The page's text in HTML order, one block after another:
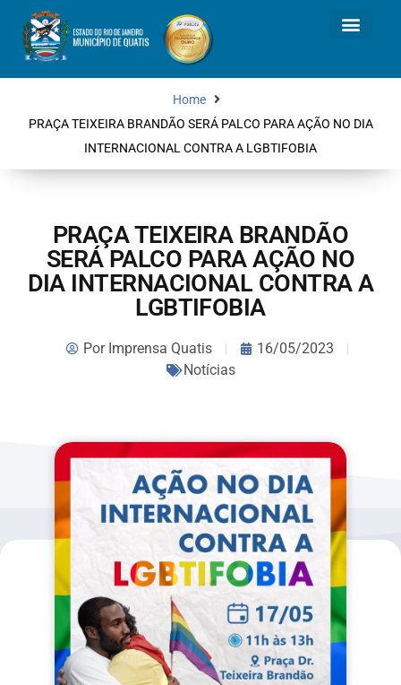
Home
PRAÇA TEIXEIRA BRANDÃO SERÁ PALCO PARA AÇÃO NO DIA
INTERNACIONAL CONTRA A LGBTIFOBIA
PRAÇA TEIXEIRA BRANDÃO
SERÁ PALCO PARA AÇÃO NO
DIA INTERNACIONAL CONTRA A
LGBTIFOBIA
PorImprensa Quatis
16/05/2023
Notícias